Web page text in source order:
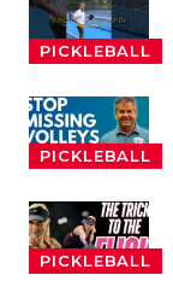
PICKLEBALL
PICKLEBALL
PICKLEBALL